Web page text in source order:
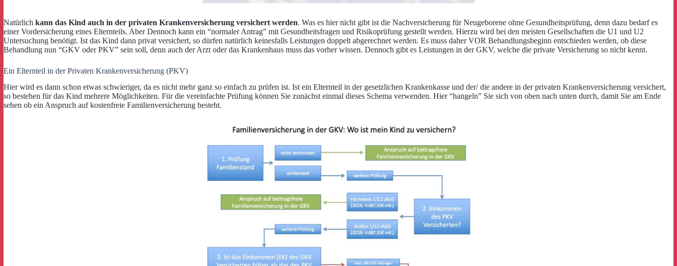
Natürlich kann das Kind auch in der privaten Krankenversicherung versichert werden. Was es hier nicht gibt ist die Nachversicherung für Neugeborene ohne Gesundheitsprüfung, denn dazu bedarf es
einer Vordersicherung eines Elternteils. Aber Dennoch kann ein “normaler Antrag” mit Gesundheitsfragen und Risikoprüfung gestellt werden. Hierzu wird bei den meisten Gesellschaften die U1 und U2
Untersuchung benötigt. Ist das Kind dann privat versichert, so dürfen natürlich keinesfalls Leistungen doppelt abgerechnet werden. Es muss daher VOR Behandlungsbeginn entschieden werden, ob diese
Behandlung nun “GKV oder PKV” sein soll, denn auch der Arzt oder das Krankenhaus muss das vorher wissen. Dennoch gibt es Leistungen in der GKV, welche die private Versicherung so nicht kennt.
Ein Elternteil in der Privaten Krankenversicherung (PKV)
Hier wird es dann schon etwas schwieriger, da es nicht mehr ganz so einfach zu prüfen ist. Ist ein Elternteil in der gesetzlichen Krankenkasse und der/ die andere in der privaten Krankenversicherung versichert,
so bestehen für das Kind mehrere Möglichkeiten. Für die vereinfachte Prüfung können Sie zunächst einmal dieses Schema verwenden. Hier “hangeln” Sie sich von oben nach unten durch, damit Sie am Ende
sehen ob ein Anspruch auf kostenfreie Familienversicherung besteht.